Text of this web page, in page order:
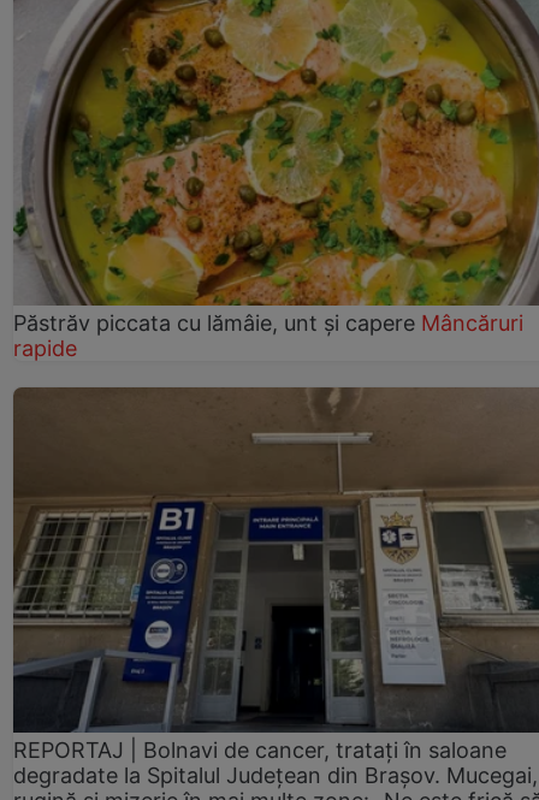
Păstrăv piccata cu lămâie, unt și capere Mâncăruri
rapide
REPORTAJ | Bolnavi de cancer, tratați în saloane
degradate la Spitalul Județean din Brașov. Mucegai,